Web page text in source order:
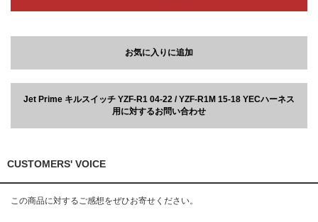
お気に入りに追加
Jet Prime キルスイッチ YZF-R1 04-22 / YZF-R1M 15-18 YECハーネス
用に対するお問い合わせ
CUSTOMERS' VOICE
この商品に対するご感想をぜひお寄せください。